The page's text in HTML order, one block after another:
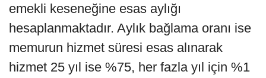
emekli keseneğine esas aylığı
hesaplanmaktadır. Aylık bağlama oranı ise
memurun hizmet süresi esas alınarak
hizmet 25 yıl ise %75, her fazla yıl için %1